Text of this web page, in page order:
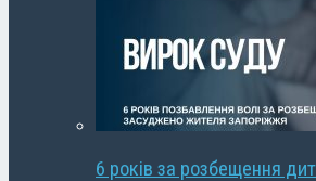
6 років за розбещення